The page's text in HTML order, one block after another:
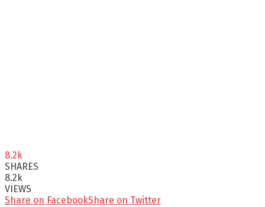
8.2k
SHARES
8.2k
VIEWS
Share on FacebookShare on Twitter